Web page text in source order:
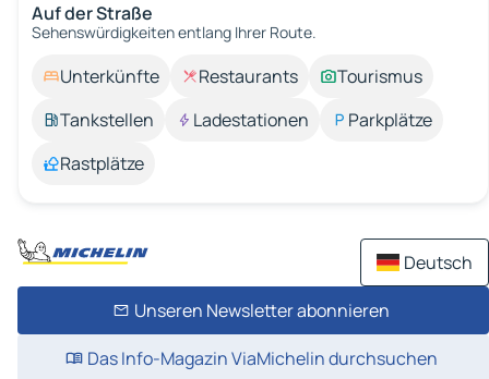
Auf der Straße
Sehenswürdigkeiten entlang Ihrer Route.
Unterkünfte Restaurants
Tourismus
Tankstellen
Ladestationen
Parkplätze
Rastplätze
Deutsch
Unseren Newsletter abonnieren
Das Info-Magazin ViaMichelin durchsuchen